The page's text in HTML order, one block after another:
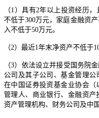
（1）具有2年以上投资经历
不低于300万元，家庭金融资
入不低于50万元。
（2）最近1年末净资产不低于
（3）依法设立并接受国务院
公司及其子公司、基金管理公
在中国证券投资基金业协会
管理人、商业银行、金融资
资产管理机构、财务公司及中